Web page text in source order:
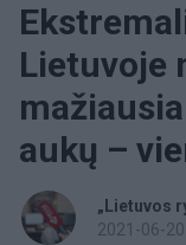
Lietuvoje
aukų –
„Lietuvos
2021-06-